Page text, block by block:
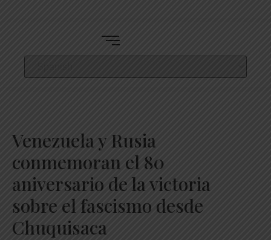
Venezuela y Rusia
conmemoran el 80
aniversario de la victoria
sobre el fascismo desde
Chuquisaca